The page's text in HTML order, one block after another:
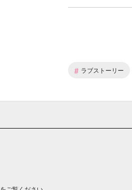
# ラブストーリー